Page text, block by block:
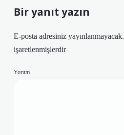
Bir yanıt yazın
E-posta adresiniz yayınlanmayacak.
işaretlenmişlerdir
Yorum